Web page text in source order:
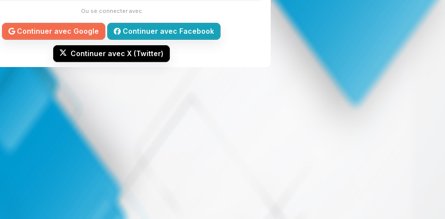
Ou se connecter avec
Continuer avec Google Continuer avec Facebook
Continuer avec X (Twitter)